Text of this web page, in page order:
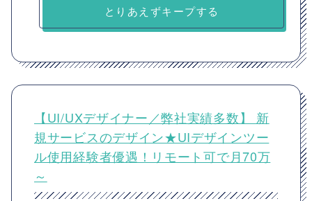
とりあえずキープする
【UI/UXデザイナー／弊社実績多数】 新
規サービスのデザイン★UIデザインツー
ル使用経験者優遇！リモート可で月70万
～